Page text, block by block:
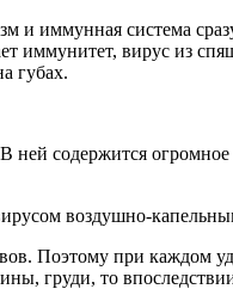
система
иммунитет, вирус из
губах.
содержится
воздушно-
Поэтому при каждом
груди, то